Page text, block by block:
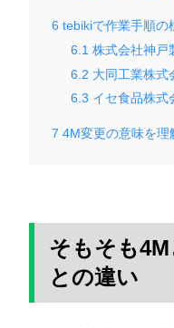
6 tebikiで作業手順の
6.1 株式会社神戸
6.2 大同工業株式
6.3 イセ食品株式
7 4M変更の意味を理
そもそも
との違い